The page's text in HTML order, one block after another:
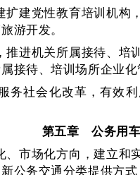
扩建党性教育培训机构
游开发。
推进机关所属接待、培
接待、培训场所企业
务社会化改革，有效
第五章 公务用
市场化方向，建立和
公务交通分类提供方